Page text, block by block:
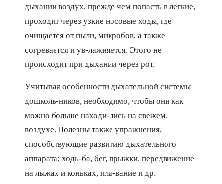
дыхании воздух, прежде чем попасть в легкие,
проходит через узкие носовые ходы, где
очищается от пыли, микробов, а также
согревается и ув-лажняется. Этого не
происходит при дыхании через рот.
Учитывая особенности дыхательной системы
дошколь-ников, необходимо, чтобы они как
можно больше находи-лись на свежем.
воздухе. Полезны также упражнения,
способствующие развитию дыхательного
аппарата: ходь-ба, бег, прыжки, передвижение
на лыжах и коньках, пла-вание и др.